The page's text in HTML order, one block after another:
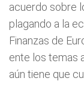
acuerdo sobre
plagando a la
Finanzas de
ente los temas
aún tiene que